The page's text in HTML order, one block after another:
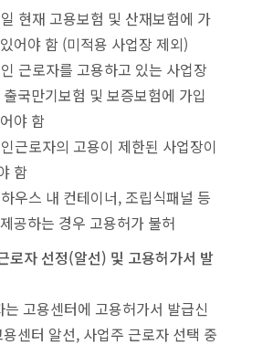
현재 고용보험 및 산재보험에 가
어야 함 (미적용 사업장 제외)
근로자를 고용하고 있는 사업장
국만기보험 및 보증보험에 가입
야 함
근로자의 고용이 제한된 사업장이
함
우스 내 컨테이너, 조립식패널 등
공하는 경우 고용허가 불허
로자 선정(알선) 및 고용허가서 발
고용센터에 고용허가서 발급신
센터 알선, 사업주 근로자 선택 중